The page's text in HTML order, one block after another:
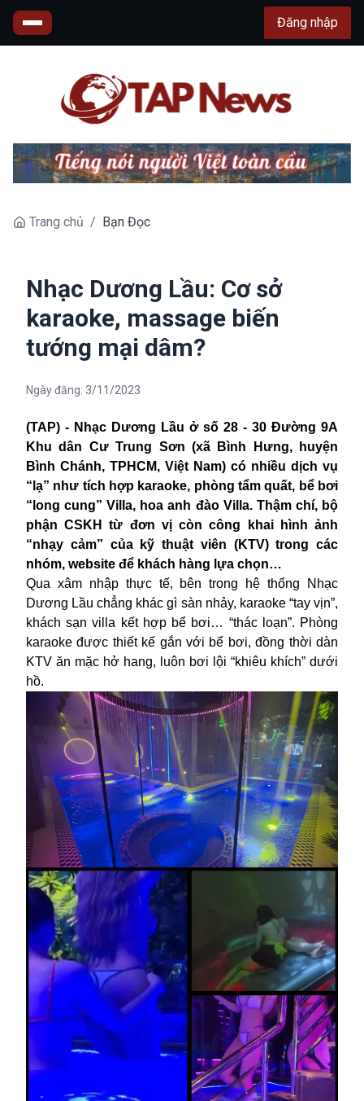
Đăng nhập
Trang chủ / Bạn Đọc
Nhạc Dương Lầu: Cơ sở
karaoke, massage biến
tướng mại dâm?
Ngày đăng: 3/11/2023
(TAP) - Nhạc Dương Lầu ở số 28 - 30 Đường 9A
Khu dân Cư Trung Sơn (xã Bình Hưng, huyện
Bình Chánh, TPHCM, Việt Nam) có nhiều dịch vụ
“lạ” như tích hợp karaoke, phòng tẩm quất, bể bơi
“long cung” Villa, hoa anh đào Villa. Thậm chí, bộ
phận CSKH từ đơn vị còn công khai hình ảnh
“nhạy cảm” của kỹ thuật viên (KTV) trong các
nhóm, website để khách hàng lựa chọn…
Qua xâm nhập thực tế, bên trong hệ thống Nhạc
Dương Lầu chẳng khác gì sàn nhảy, karaoke “tay vịn”,
khách sạn villa kết hợp bể bơi… “thác loạn”. Phòng
karaoke được thiết kế gắn với bể bơi, đồng thời dàn
KTV ăn mặc hở hang, luôn bơi lội “khiêu khích” dưới
hồ.